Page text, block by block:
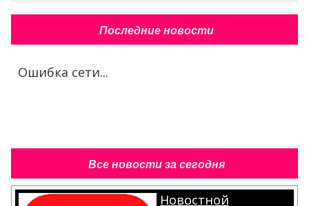
Последние новости
Ошибка сети...
Все новости за сегодня
Новостной